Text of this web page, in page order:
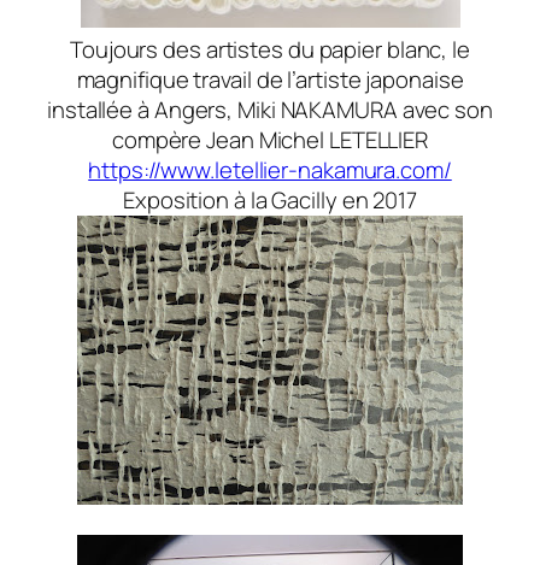
Toujours des artistes du papier blanc, le
magnifique travail de l’artiste japonaise
installée à Angers, Miki NAKAMURA avec son
compère Jean Michel LETELLIER
https://www.letellier-nakamura.com/
Exposition à la Gacilly en 2017